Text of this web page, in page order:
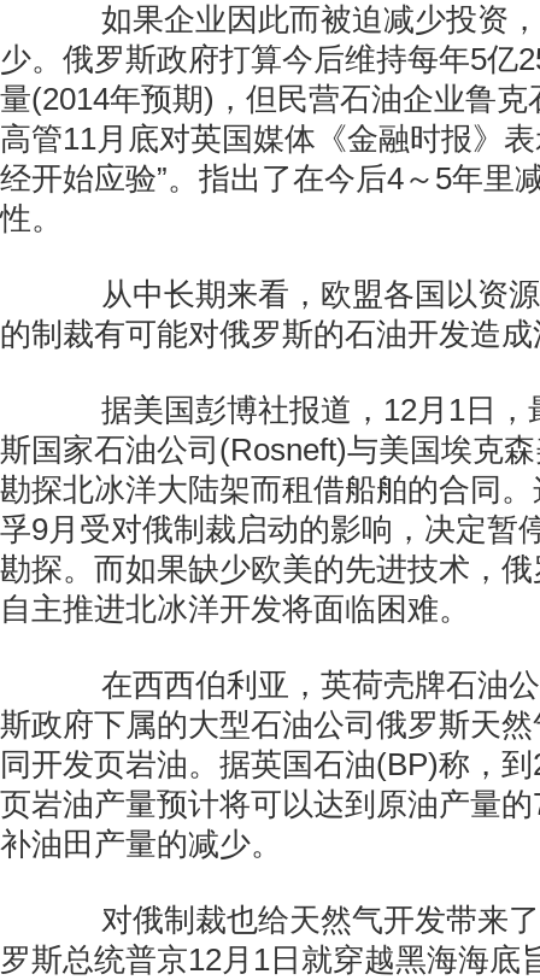
如果企业因此而被迫减少投资，
少。俄罗斯政府打算今后维持每年5亿
量(2014年预期)，但民营石油企业鲁
高管11月底对英国媒体《金融时报》
经开始应验”。指出了在今后4～5年里
性。
从中长期来看，欧盟各国以资源
的制裁有可能对俄罗斯的石油开发造
据美国彭博社报道，12月1日，
斯国家石油公司(Rosneft)与美国埃克
勘探北冰洋大陆架而租借船舶的合同
孚9月受对俄制裁启动的影响，决定暂
勘探。而如果缺少欧美的先进技术，
自主推进北冰洋开发将面临困难。
在西西伯利亚，英荷壳牌石油公
斯政府下属的大型石油公司俄罗斯天
同开发页岩油。据英国石油(BP)称，
页岩油产量预计将可以达到原油产量
补油田产量的减少。
对俄制裁也给天然气开发带来了
罗斯总统普京12月1日就穿越黑海海底